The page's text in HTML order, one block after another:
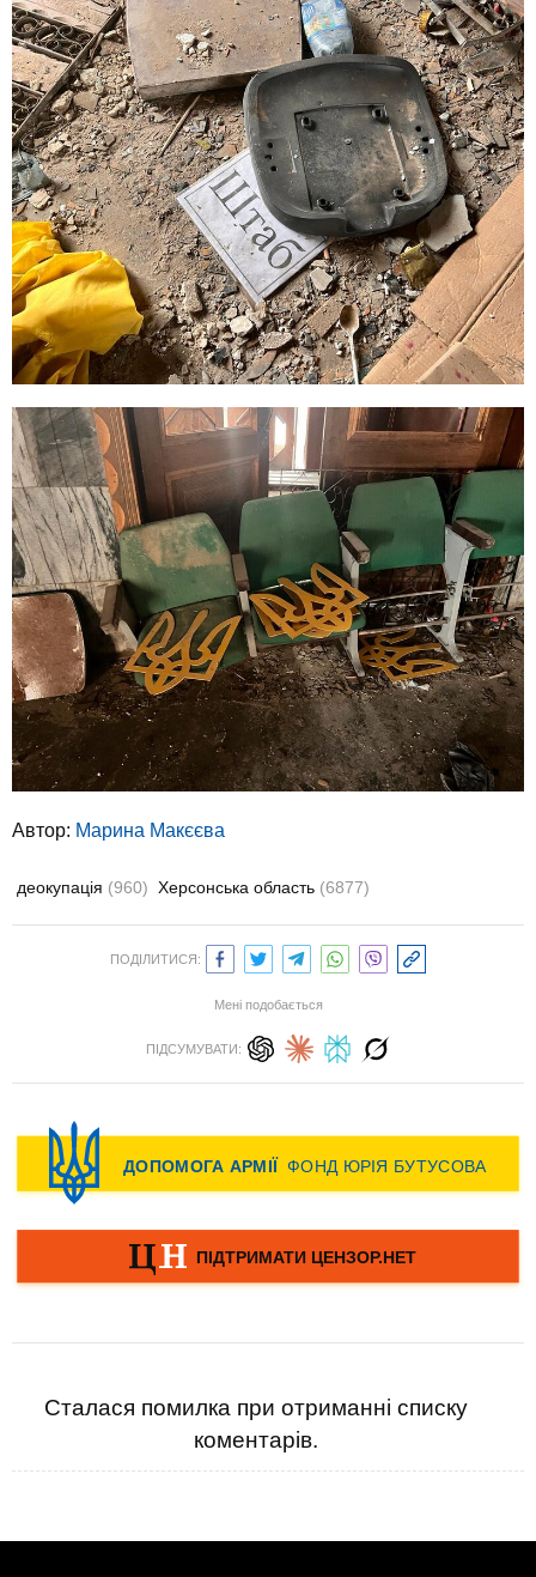
Автор: Марина Макєєва
деокупація (960) Херсонська область (6877)
ПОДІЛИТИСЯ:
Мені подобається
ПІДСУМУВАТИ:
Сталася помилка при отриманні списку
коментарів.